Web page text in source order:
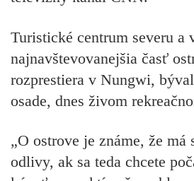
Turistické centrum severu a
najnavštevovanejšia časť
rozprestiera v Nungwi,
osade, dnes živom
„O ostrove je známe, že
odlivy, ak sa teda chcete